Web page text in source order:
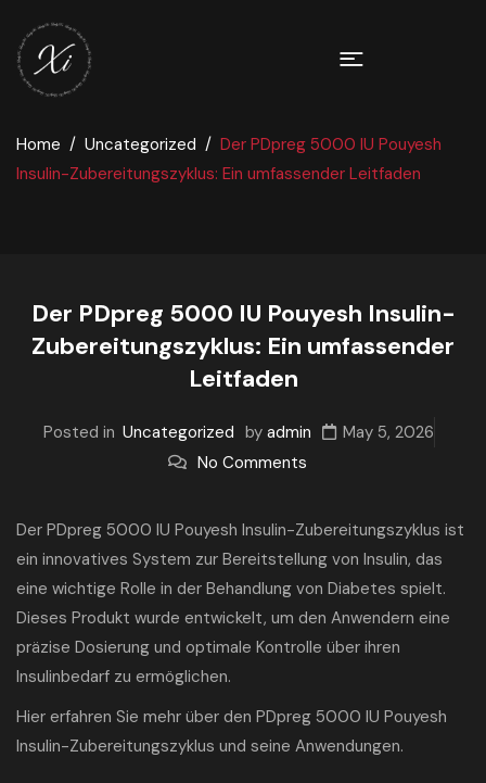
Home Uncategorized
Der PDpreg 5000 IU Pouyesh
Insulin-Zubereitungszyklus: Ein umfassender Leitfaden
Der PDpreg 5000 IU Pouyesh Insulin-
Zubereitungszyklus: Ein umfassender
Leitfaden
Posted in Uncategorized by admin
May 5, 2026
No Comments
Der PDpreg 5000 IU Pouyesh Insulin-Zubereitungszyklus ist
ein innovatives System zur Bereitstellung von Insulin, das
eine wichtige Rolle in der Behandlung von Diabetes spielt.
Dieses Produkt wurde entwickelt, um den Anwendern eine
präzise Dosierung und optimale Kontrolle über ihren
Insulinbedarf zu ermöglichen.
Hier erfahren Sie mehr über den PDpreg 5000 IU Pouyesh
Insulin-Zubereitungszyklus und seine Anwendungen.